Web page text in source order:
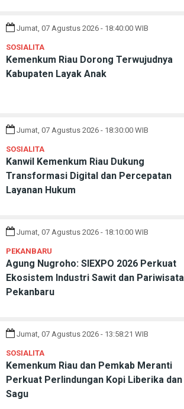
Jumat, 07 Agustus 2026 - 18:40:00 WIB
SOSIALITA
Kemenkum Riau Dorong Terwujudnya
Kabupaten Layak Anak
Jumat, 07 Agustus 2026 - 18:30:00 WIB
SOSIALITA
Kanwil Kemenkum Riau Dukung
Transformasi Digital dan Percepatan
Layanan Hukum
Jumat, 07 Agustus 2026 - 18:10:00 WIB
PEKANBARU
Agung Nugroho: SIEXPO 2026 Perkuat
Ekosistem Industri Sawit dan Pariwisata
Pekanbaru
Jumat, 07 Agustus 2026 - 13:58:21 WIB
SOSIALITA
Kemenkum Riau dan Pemkab Meranti
Perkuat Perlindungan Kopi Liberika dan
Sagu